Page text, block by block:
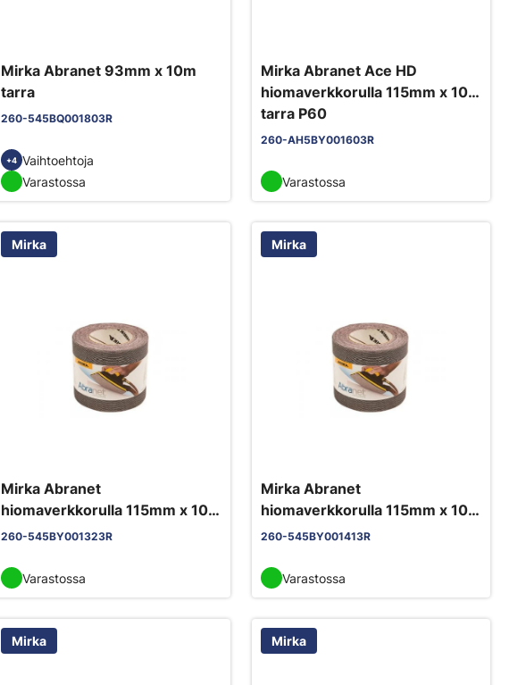
Mirka Abranet 93mm x 10m
tarra
260-545BQ001803R
+4 Vaihtoehtoja
Varastossa
Mirka Abranet Ace HD
hiomaverkkorulla 115mm x 10m
tarra P60
260-AH5BY001603R
Varastossa
Mirka
Mirka Abranet
hiomaverkkorulla 115mm x 10m
tarra P320
260-545BY001323R
Varastossa
Mirka
Mirka Abranet
hiomaverkkorulla 115mm x 10m
tarra P400
260-545BY001413R
Varastossa
Mirka Mirka